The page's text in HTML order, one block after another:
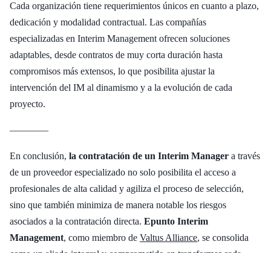
Cada organización tiene requerimientos únicos en cuanto a plazo,
dedicación y modalidad contractual. Las compañías
especializadas en Interim Management ofrecen soluciones
adaptables, desde contratos de muy corta duración hasta
compromisos más extensos, lo que posibilita ajustar la
intervención del IM al dinamismo y a la evolución de cada
proyecto.
————
En conclusión, la contratación de un Interim Manager a través
de un proveedor especializado no solo posibilita el acceso a
profesionales de alta calidad y agiliza el proceso de selección,
sino que también minimiza de manera notable los riesgos
asociados a la contratación directa. Epunto Interim
Management, como miembro de Valtus Alliance, se consolida